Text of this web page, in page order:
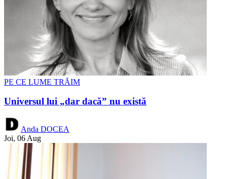
PE CE LUME TRĂIM
Universul lui „dar dacă” nu există
Anda DOCEA
Joi, 06 Aug